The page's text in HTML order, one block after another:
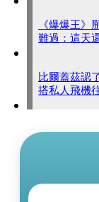
《爆爆王
難過：這天
比爾蓋茲認
搭私人飛機